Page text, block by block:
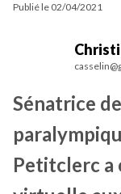
Publié le 02/04/2021
Sénatrice
Petitclerc